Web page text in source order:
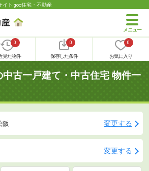
イト goo住宅・不動産
0
見た物件
0
保存した条件
0
お気に入り
古一戸建て・中古住宅 物件一
阪 変更する
変更する